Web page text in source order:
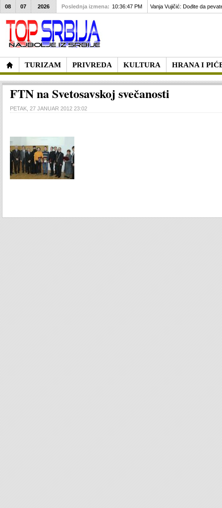
TURIZAM PRIVREDA KULTURA HRANA I
08 07 2026 Poslednja izmena: 10:36:47 PM Vanja Vujičić: Dođite da
FTN na Svetosavskoj svečanosti
PETAK, 27 JANUAR 2012 23:02